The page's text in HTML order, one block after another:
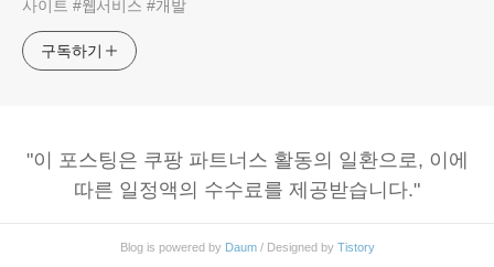
사이트 #웹서비스 #개발
구독하기
"이 포스팅은 쿠팡 파트너스 활동의 일환으로, 이에
따른 일정액의 수수료를 제공받습니다."
Blog is powered by Daum/ Designed by Tistory